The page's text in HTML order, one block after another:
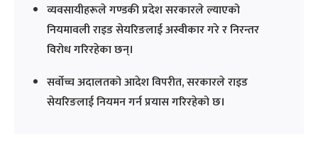
व्यवसायीहरूले गण्डकी प्रदेश सरकारले ल्याएको
नियमावली राइड सेयरिङलाई अस्वीकार गरे र निरन्तर
विरोध गरिरहेका छन्।
सर्वोच्च अदालतको आदेश विपरीत, सरकारले राइड
सेयरिङलाई नियमन गर्न प्रयास गरिरहेको छ।